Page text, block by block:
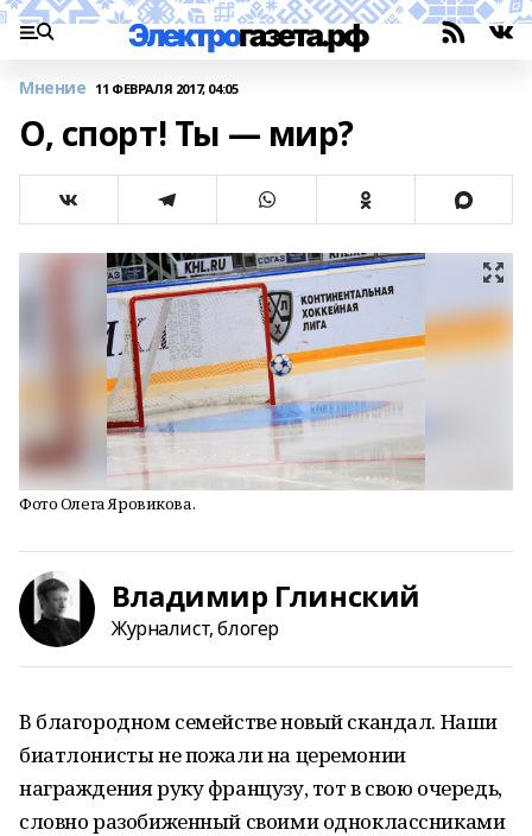
Мнение 11 ФЕВРАЛЯ 2017, 04:05
О, спорт! Ты — мир?
Фото Олега Яровикова.
Владимир Глинский
Журналист, блогер
В благородном семействе новый скандал. Наши
биатлонисты не пожали на церемонии
награждения руку французу, тот в свою очередь,
словно разобиженный своими одноклассниками